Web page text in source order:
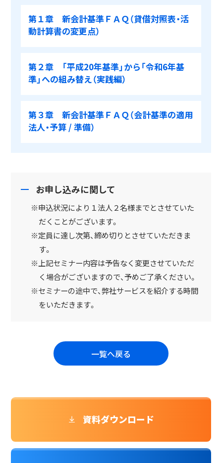
第１章 新会計基準ＦＡＱ（貸借対照表・活
動計算書の変更点）
第２章 「平成20年基準」から「令和6年基
準」への組み替え（実践編）
第３章 新会計基準ＦＡＱ（会計基準の適用
法人・予算 / 準備）
お申し込みに関して
※申込状況により１法人２名様までとさせていた
だくことがございます。
※定員に達し次第、締め切りとさせていただきま
す。
※上記セミナー内容は予告なく変更させていただ
く場合がございますので、予めご了承ください。
※セミナーの途中で、弊社サービスを紹介する時間
をいただきます。
一覧へ戻る
資料ダウンロード